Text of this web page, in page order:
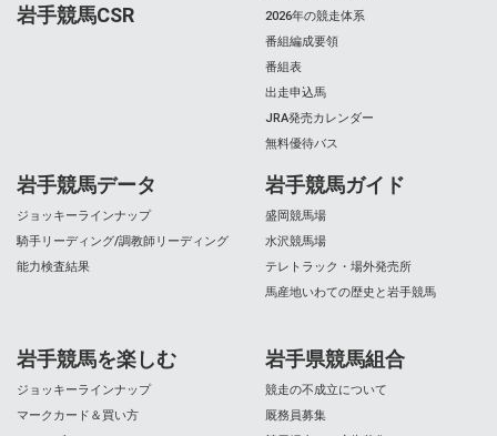
岩手競馬CSR
2026年の競走体系
番組編成要領
番組表
出走申込馬
JRA発売カレンダー
無料優待バス
岩手競馬データ
ジョッキーラインナップ
騎手リーディング/調教師リーディング
能力検査結果
岩手競馬ガイド
盛岡競馬場
水沢競馬場
テレトラック・場外発売所
馬産地いわての歴史と岩手競馬
岩手競馬を楽しむ
ジョッキーラインナップ
マークカード＆買い方
岩手県競馬組合
競走の不成立について
厩務員募集